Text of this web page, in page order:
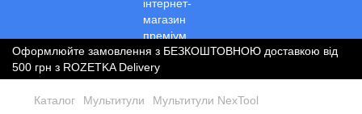
Оформлюйте замовлення з БЕЗКОШТОВНОЮ доставкою від
500 грн з ROZETKA Delivery
Каталог Мультитули Мультитули NexTool